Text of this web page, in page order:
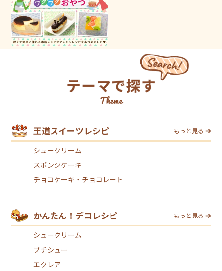
王道スイーツレシピ もっと見る
シュークリーム
スポンジケーキ
チョコケーキ・チョコレート
かんたん！デコレシピ もっと見る
シュークリーム
プチシュー
エクレア